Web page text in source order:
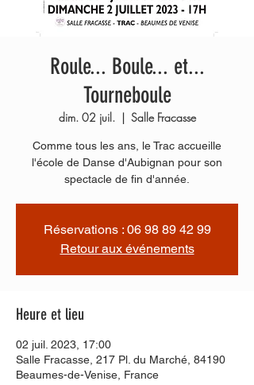
Roule... Boule... et...
Tourneboule
dim. 02 juil.
  |
Salle Fracasse
Comme tous les ans, le Trac accueille
l'école de Danse d'Aubignan pour son
spectacle de fin d'année.
Réservations : 06 98 89 42 99
Retour aux événements
Heure et lieu
02 juil. 2023, 17:00
Salle Fracasse, 217 Pl. du Marché, 84190
Beaumes-de-Venise, France